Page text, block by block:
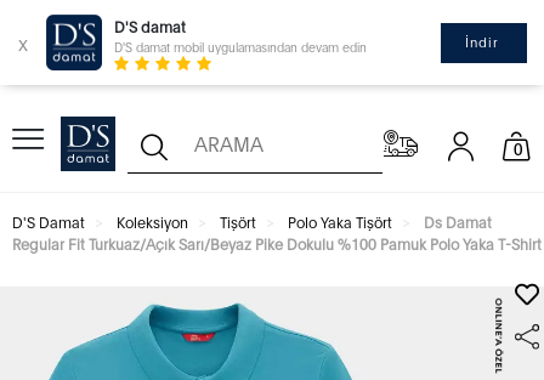
x
D'S damat
D'S damat mobil uygulamasından devam edin İndir
0
D'S Damat Koleksiyon Tişört Polo Yaka Tişört
Ds Damat
Regular Fit Turkuaz/Açık Sarı/Beyaz Pike Dokulu %100 Pamuk Polo Yaka T-Shirt